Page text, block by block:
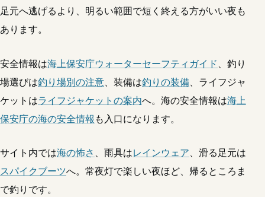
足元へ逃げるより、明るい範囲で短く終える方がいい夜も
あります。
安全情報は海上保安庁ウォーターセーフティガイド、釣り
場選びは釣り場別の注意、装備は釣りの装備、ライフジャ
ケットはライフジャケットの案内へ。海の安全情報は海上
保安庁の海の安全情報 も入口になります。
サイト内では海の怖さ 、雨具はレインウェア、滑る足元は
スパイクブーツへ。常夜灯で楽しい夜ほど、帰るところま
で釣りです。